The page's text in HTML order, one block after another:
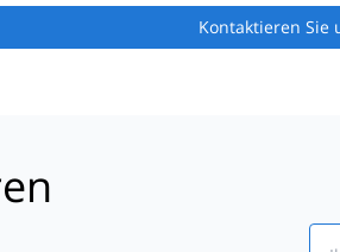
Kontaktieren Sie